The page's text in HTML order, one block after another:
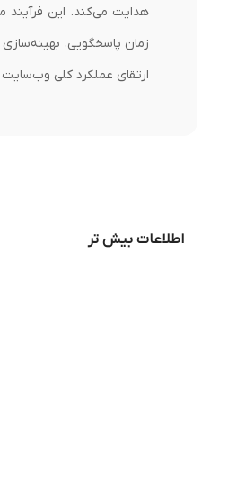
هدایت می‌کند. این
زمان پاسخگویی،
ارتقای عملکرد کلی
اطلاعات بیش تر